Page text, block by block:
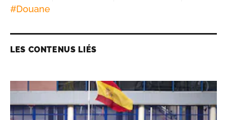
#Douane
LES CONTENUS LIÉS